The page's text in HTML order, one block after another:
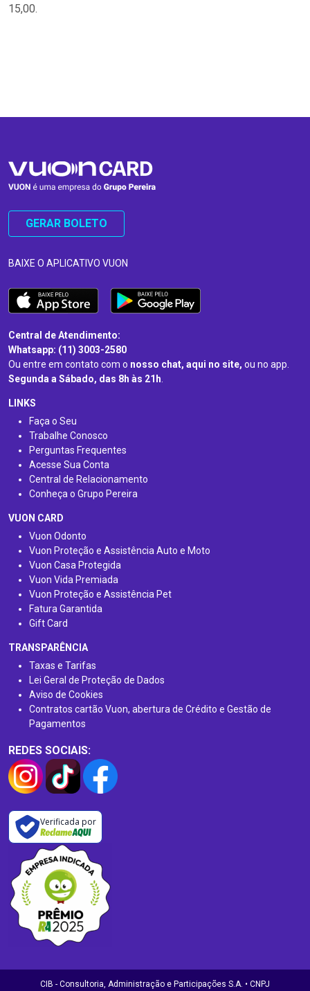
15,00.
GERAR BOLETO
BAIXE O APLICATIVO VUON
Central de Atendimento:
Whatsapp: (11) 3003-2580
Ou entre em contato com o nosso chat, aqui no site, ou no app.
Segunda a Sábado, das 8h às 21h.
LINKS
Faça o Seu
Trabalhe Conosco
Perguntas Frequentes
Acesse Sua Conta
Central de Relacionamento
Conheça o Grupo Pereira
VUON CARD
Vuon Odonto
Vuon Proteção e Assistência Auto e Moto
Vuon Casa Protegida
Vuon Vida Premiada
Vuon Proteção e Assistência Pet
Fatura Garantida
Gift Card
TRANSPARÊNCIA
Taxas e Tarifas
Lei Geral de Proteção de Dados
Aviso de Cookies
Contratos cartão Vuon, abertura de Crédito e Gestão de
Pagamentos
REDES SOCIAIS:
Verificada por
CIB - Consultoria, Administração e Participações S.A. • CNPJ